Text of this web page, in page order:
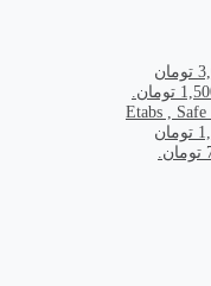
قیمت اصلی: 3,000,000 تومان
قیمت اصلی: 1,500,000 تومان